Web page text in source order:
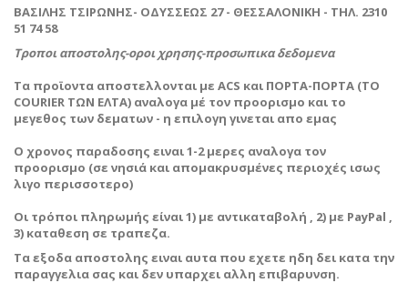
ΒΑΣΙΛΗΣ ΤΣΙΡΩΝΗΣ- ΟΔΥΣΣΕΩΣ 27 - ΘΕΣΣΑΛΟΝΙΚΗ - ΤΗΛ. 2310
51 74 58
Τροποι αποστολης-οροι χρησης-προσωπικα δεδομενα
Τα προϊοντα αποστελλονται με ACS και ΠΟΡΤΑ-ΠΟΡΤΑ (ΤΟ
COURIER ΤΩΝ ΕΛΤΑ) αναλογα μέ τον προορισμο και το
μεγεθος των δεματων - η επιλογη γινεται απο εμας
Ο χρονος παραδοσης ειναι 1-2 μερες αναλογα τον
προορισμο (σε νησιά και απομακρυσμένες περιοχές ισως
λιγο περισσοτερο)
Οι τρόποι πληρωμής είναι 1) με αντικαταβολή , 2) με PayPal ,
3) καταθεση σε τραπεζα.
Τα εξοδα αποστολης ειναι αυτα που εχετε ηδη δει κατα την
παραγγελια σας και δεν υπαρχει αλλη επιβαρυνση.